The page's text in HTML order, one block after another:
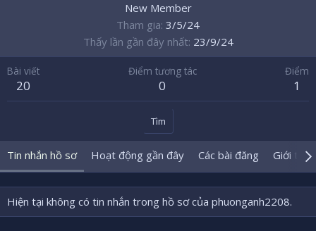
New Member
Tham gia 3/5/24
Thấy lần gần đây nhất 23/9/24
Bài viết
20
Điểm tương tác
0
Điểm
1
Tìm
Tin nhắn hồ sơ Hoạt động gần đây Các bài đăng Giới
Hiện tại không có tin nhắn trong hồ sơ của phuonganh2208.